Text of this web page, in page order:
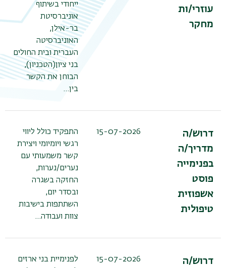
עוזרי/ות
מחקר
ייחודי בשיתוף
אוניברסיטת
בר-אילן,
האוניברסיטה
העברית ובית החולים
בני ציון(הטכניון),
הבוחן את הקשר
בין…
דרוש/ה
מדריך/ה
בפנימייה
פוסט
אשפוזית
טיפולית
15-07-2026
התפקיד כולל ליווי
רגשי ויומיומי ויצירת
קשר משמעותי עם
נערים/נערות,
החזקה בשגרה
ובסדר יום,
השתתפות בישיבות
צוות ועבודה…
דרוש/ה
15-07-2026
לפנימיית בני ארזים